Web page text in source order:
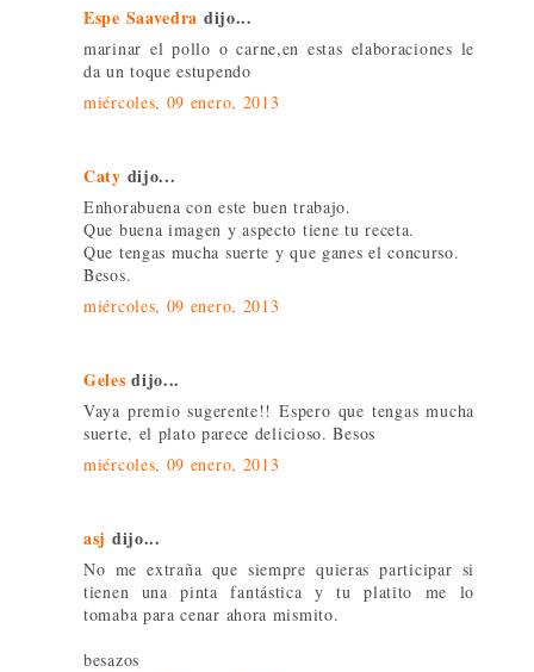
Espe Saavedra dijo...
marinar el pollo o carne,en estas elaboraciones le
da un toque estupendo
miércoles, 09 enero, 2013
Caty dijo...
Enhorabuena con este buen trabajo.
Que buena imagen y aspecto tiene tu receta.
Que tengas mucha suerte y que ganes el concurso.
Besos.
miércoles, 09 enero, 2013
Geles dijo...
Vaya premio sugerente!! Espero que tengas mucha
suerte, el plato parece delicioso. Besos
miércoles, 09 enero, 2013
asj dijo...
No me extraña que siempre quieras participar si
tienen una pinta fantástica y tu platito me lo
tomaba para cenar ahora mismito.
besazos